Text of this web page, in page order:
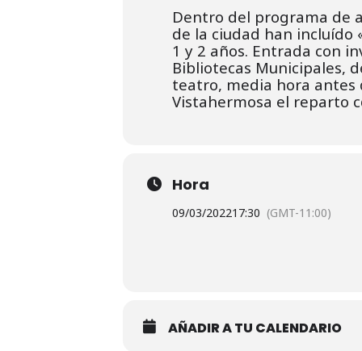
Dentro del programa de
de la ciudad han incluído
1 y 2 años. Entrada con
Bibliotecas Municipales,
teatro, media hora antes
Vistahermosa el reparto
Hora
09/03/202217:30 (GMT-11:00)
AÑADIR A TU CALENDARIO